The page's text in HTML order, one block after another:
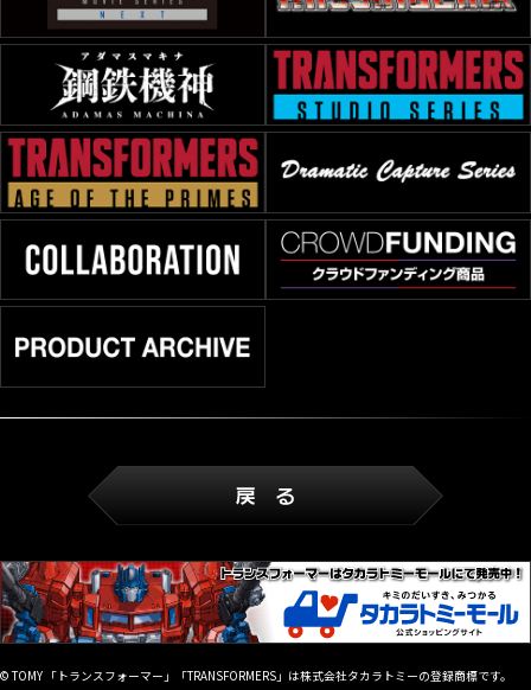
© TOMY 「トランスフォーマー」「TRANSFORMERS」は株式会社タカラトミーの登録商標です。